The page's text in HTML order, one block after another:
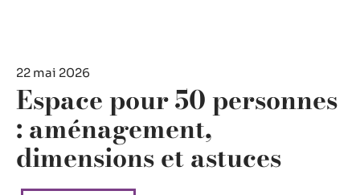
22 mai 2026
Espace pour 50 personnes
: aménagement,
dimensions et astuces